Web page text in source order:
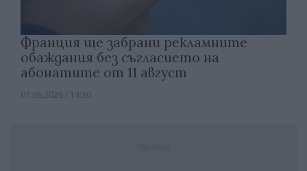
Франция ще забрани рекламните
обаждания без съгласието на
абонатите от 11 август
07.08.2026 / 14:30